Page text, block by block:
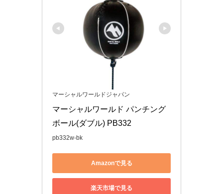
マーシャルワールドジャパン
マーシャルワールド パンチング
ボール(ダブル) PB332
pb332w-bk
Amazonで見る
楽天市場で見る